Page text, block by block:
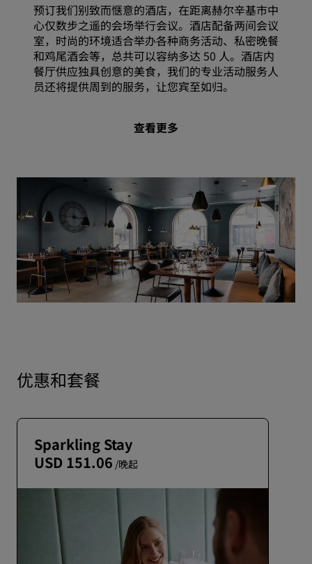
预订我们别致而惬意的酒店，在距离赫尔辛基市中
心仅数步之遥的会场举行会议。酒店配备两间会议
室，时尚的环境适合举办各种商务活动、私密晚餐
和鸡尾酒会等，总共可以容纳多达 50 人。酒店内
餐厅供应独具创意的美食，我们的专业活动服务人
员还将提供周到的服务，让您宾至如归。
查看更多
优惠和套餐
Sparkling Stay
USD 151.06 /晚起